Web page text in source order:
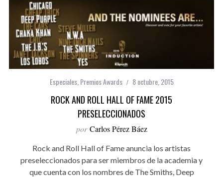
Especiales, Premios Awards 8 octubre, 2015
ROCK AND ROLL HALL OF FAME 2015
PRESELECCIONADOS
por Carlos Pérez Báez
Rock and Roll Hall of Fame anuncia los artistas
preseleccionados para ser miembros de la academia y
que cuenta con los nombres de The Smiths, Deep